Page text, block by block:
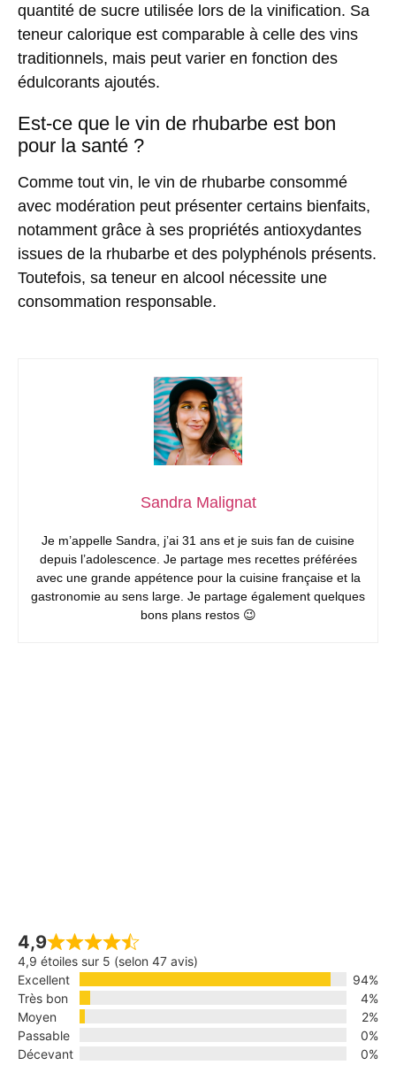
quantité de sucre utilisée lors de la vinification. Sa
teneur calorique est comparable à celle des vins
traditionnels, mais peut varier en fonction des
édulcorants ajoutés.
Est-ce que le vin de rhubarbe est bon
pour la santé ?
Comme tout vin, le vin de rhubarbe consommé
avec modération peut présenter certains bienfaits,
notamment grâce à ses propriétés antioxydantes
issues de la rhubarbe et des polyphénols présents.
Toutefois, sa teneur en alcool nécessite une
consommation responsable.
Sandra Malignat
Je m’appelle Sandra, j’ai 31 ans et je suis fan de cuisine
depuis l’adolescence. Je partage mes recettes préférées
avec une grande appétence pour la cuisine française et la
gastronomie au sens large. Je partage également quelques
bons plans restos 😉
4,9
4,9 étoiles sur 5 (selon 47 avis)
Excellent
94%
Très bon
4%
Moyen
2%
Passable
0%
Décevant
0%